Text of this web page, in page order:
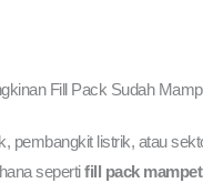
Fill Pack Sudah
pembangkit listrik, atau
sepertifill pack mampet